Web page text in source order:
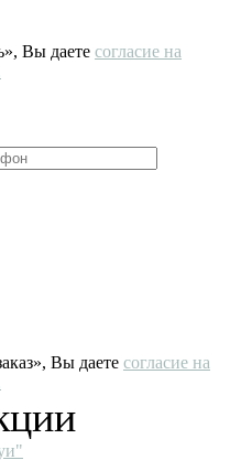
Вы даете согласие на
Вы даете согласие на